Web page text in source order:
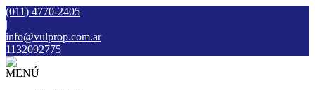
(011) 4770-2405
|
info@vulprop.com.ar
1132092775
MENÚ